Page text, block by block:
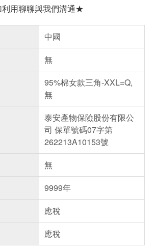
用聊聊與我們溝通★
中國
無
95%棉女款三角-XXL=Q,
無
泰安產物保險股份有限公
司 保單號碼07字第
262213A10153號
無
9999年
應稅
應稅